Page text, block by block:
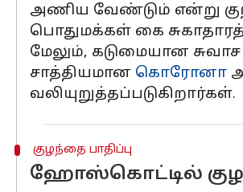
அணிய வேண்டும் என்று
பொதுமக்கள் கை
மேலும், கடுமையான
சாத்தியமான கொரோனா
வலியுறுத்தப்படுகிறார்கள்.
குழந்தை பாதிப்பு
ஹோஸ்கொட்டில்